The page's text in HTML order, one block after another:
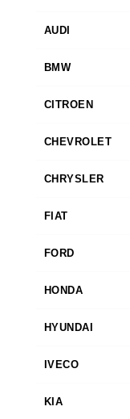
AUDI
BMW
CITROEN
CHEVROLET
CHRYSLER
FIAT
FORD
HONDA
HYUNDAI
IVECO
KIA